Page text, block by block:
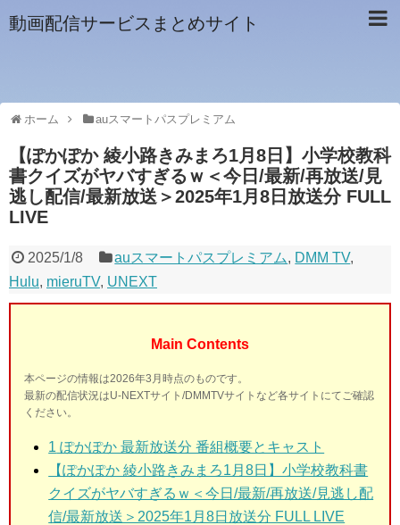
動画配信サービスまとめサイト
ホーム auスマートパスプレミアム
【ぽかぽか 綾小路きみまろ1月8日】小学校教科
書クイズがヤバすぎるｗ＜今日/最新/再放送/見
逃し配信/最新放送＞2025年1月8日放送分 FULL
LIVE
2025/1/8 auスマートパスプレミアム, DMM TV,
Hulu, mieruTV, UNEXT
Main Contents
本ページの情報は2026年3月時点のものです。
最新の配信状況はU-NEXTサイト/DMMTVサイトなど各サイトにてご確認
ください。
1 ぽかぽか 最新放送分 番組概要とキャスト
【ぽかぽか 綾小路きみまろ1月8日】小学校教科書
クイズがヤバすぎるｗ＜今日/最新/再放送/見逃し配
信/最新放送＞2025年1月8日放送分 FULL LIVE